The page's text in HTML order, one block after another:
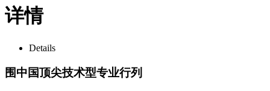
详情
Details
围中国顶尖技术型专业行列